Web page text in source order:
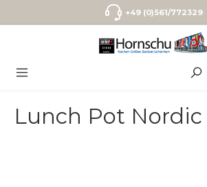
Zum Hauptinhalt springen+49 (0)561/772329
Lunch Pot Nordic